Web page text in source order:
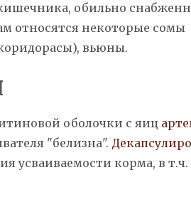
обильно
относятся некоторые сомы
вьюны.
оболочки с яиц
"белизна".
усваиваемости корма, в т.ч.